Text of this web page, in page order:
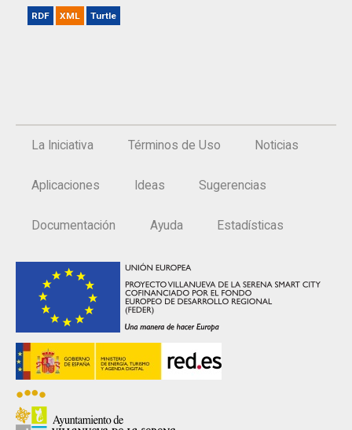
RDF XML Turtle
La Iniciativa Términos de Uso Noticias
Aplicaciones Ideas Sugerencias
Documentación Ayuda Estadísticas